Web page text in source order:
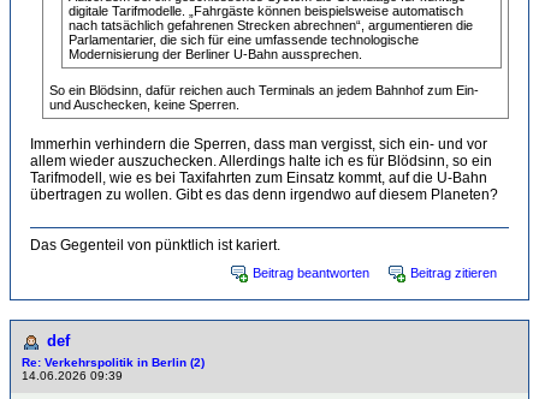
digitale Tarifmodelle. „Fahrgäste können beispielsweise automatisch
nach tatsächlich gefahrenen Strecken abrechnen“, argumentieren die
Parlamentarier, die sich für eine umfassende technologische
Modernisierung der Berliner U-Bahn aussprechen.
So ein Blödsinn, dafür reichen auch Terminals an jedem Bahnhof zum Ein-
und Auschecken, keine Sperren.
Immerhin verhindern die Sperren, dass man vergisst, sich ein- und vor
allem wieder auszuchecken. Allerdings halte ich es für Blödsinn, so ein
Tarifmodell, wie es bei Taxifahrten zum Einsatz kommt, auf die U-Bahn
übertragen zu wollen. Gibt es das denn irgendwo auf diesem Planeten?
Das Gegenteil von pünktlich ist kariert.
Beitrag beantworten Beitrag zitieren
def
Re: Verkehrspolitik in Berlin (2)
14.06.2026 09:39